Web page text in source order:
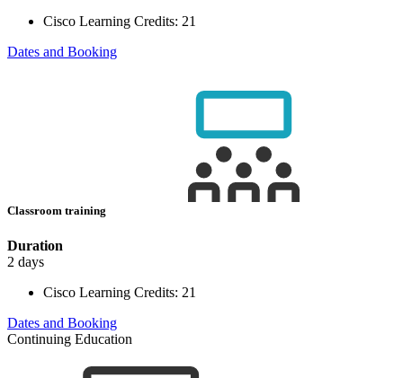
Cisco Learning Credits: 21
Dates and Booking
Classroom training
Duration
2 days
Cisco Learning Credits: 21
Dates and Booking
Continuing Education